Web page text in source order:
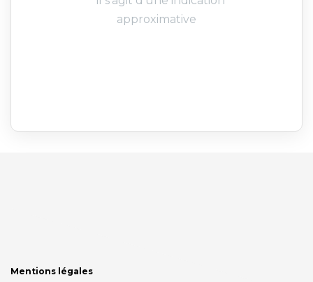
Mentions légales